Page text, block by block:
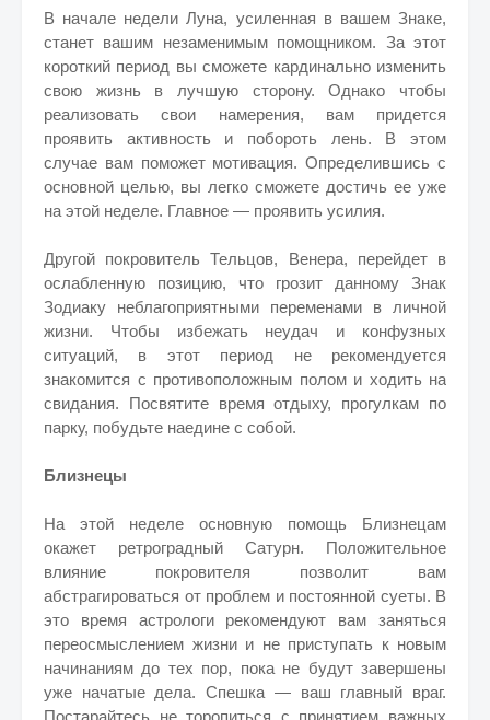
В начале недели Луна, усиленная в вашем Знаке,
станет вашим незаменимым помощником. За этот
короткий период вы сможете кардинально изменить
свою жизнь в лучшую сторону. Однако чтобы
реализовать свои намерения, вам придется
проявить активность и побороть лень. В этом
случае вам поможет мотивация. Определившись с
основной целью, вы легко сможете достичь ее уже
на этой неделе. Главное — проявить усилия.
Другой покровитель Тельцов, Венера, перейдет в
ослабленную позицию, что грозит данному Знак
Зодиаку неблагоприятными переменами в личной
жизни. Чтобы избежать неудач и конфузных
ситуаций, в этот период не рекомендуется
знакомится с противоположным полом и ходить на
свидания. Посвятите время отдыху, прогулкам по
парку, побудьте наедине с собой.
Близнецы
На этой неделе основную помощь Близнецам
окажет ретроградный Сатурн. Положительное
влияние покровителя позволит вам
абстрагироваться от проблем и постоянной суеты. В
это время астрологи рекомендуют вам заняться
переосмыслением жизни и не приступать к новым
начинаниям до тех пор, пока не будут завершены
уже начатые дела. Спешка — ваш главный враг.
Постарайтесь не торопиться с принятием важных